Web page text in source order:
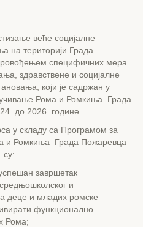
веће социјалне
на територији Града
специфичних мера
здравствене и социјалне
који је садржан у
Рома и Ромкиња Града
до 2026. године.
у складу са Програмом за
и Ромкиња Града Пожаревца
су:
завршетак
и
деце и младих ромске
функционално
Рома;